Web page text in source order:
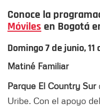
Conoce la
Móviles en Bogotá
Domingo 7 de junio, 11
Matiné Familiar
Parque El Country Sur
Uribe. Con el apoyo